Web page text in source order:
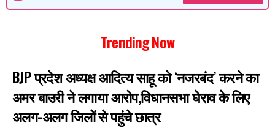
Trending Now
BJP प्रदेश अध्यक्ष आदित्य साहू को ‘नजरबंद’ करने का
अमर बाउरी ने लगाया आरोप,विधानसभा घेराव के लिए
अलग-अलग जिलों से पहुंचे छात्र